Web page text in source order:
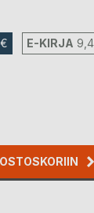
E-KIRJA